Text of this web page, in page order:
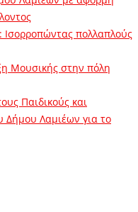
πολλαπλούς
Μουσικής στην πόλη
Παιδικούς και
Δήμου Λαμιέων για το